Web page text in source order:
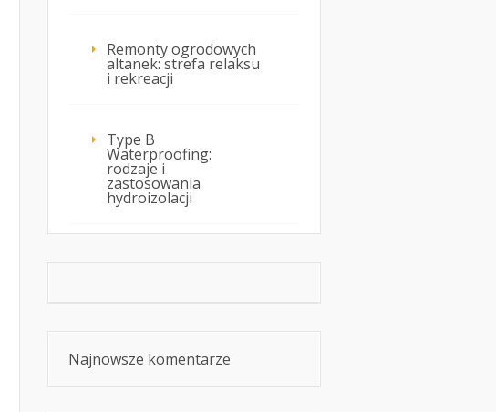
Remonty ogrodowych
altanek: strefa relaksu
i rekreacji
Type B
Waterproofing:
rodzaje i
zastosowania
hydroizolacji
Najnowsze komentarze